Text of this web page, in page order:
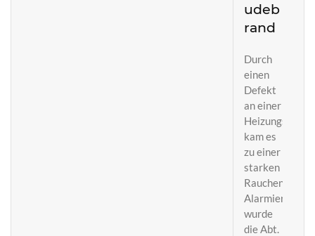
udeb
rand
Durch
einen
Defekt
an einer
kam es
zu einer
starken
Alarmiert
wurde
die Abt.